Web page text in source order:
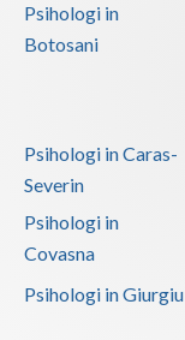
Psihologi in
Botosani
Psihologi in Caras-
Severin
Psihologi in
Covasna
Psihologi in Giurgiu